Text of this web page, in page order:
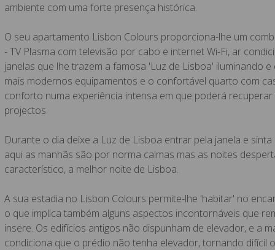
ambiente com uma forte presença histórica.
O seu apartamento Lisbon Colours proporciona-lhe um
- TV Plasma com televisão por cabo e internet Wi-Fi, ar
janelas que lhe trazem a famosa 'Luz de Lisboa' iluminando
mais modernos equipamentos e o confortável quarto com
conforto numa experiência intensa em que poderá
projectos.
Durante o dia deixe a Luz de Lisboa entrar pela janela e
aqui as manhãs são por norma calmas mas as noites
característico, a melhor noite de Lisboa.
A sua estadia no Lisbon Colours permite-lhe 'habitar' no
o que implica também alguns aspectos incontornáveis que
insere. Os edifícios antigos não dispunham de elevador, e a
condiciona que o prédio não tenha elevador, tornando difícil